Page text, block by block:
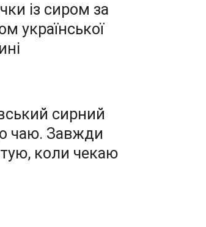
із сиром за
української
сирний
чаю. Завжди
коли чекаю